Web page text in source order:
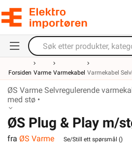
Forsiden Varme Varmekabel Varmekabel
ØS Varme Selvregulerende
med stø •
ØS Plug & Play m/
fra ØS Varme Se/Still ett spørsmål ()